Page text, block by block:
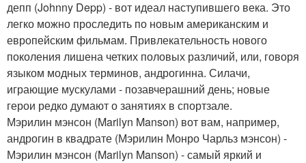
депп (Johnny Depp) - вот идеал наступившего века. Это
легко можно проследить по новым американским и
европейским фильмам. Привлекательность нового
поколения лишена четких половых различий, или, говоря
языком модных терминов, андрогинна. Силачи,
играющие мускулами - позавчерашний день; новые
герои редко думают о занятиях в спортзале.
Мэрилин мэнсон (Marilyn Manson) вот вам, например,
андрогин в квадрате (Мэрилин Монро Чарльз мэнсон) -
Мэрилин мэнсон (Marilyn Manson) - самый яркий и